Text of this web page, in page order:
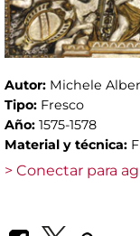
Autor: Michele
Tipo: Fresco
Año: 1575-1578
Material y técnica:
> Conectar para